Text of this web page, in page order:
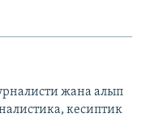
жана алып
кесиптик